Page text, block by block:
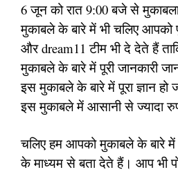
6 जून को रात 9:00 बजे से
मुकाबले के बारे में भी चलिए आपको
और dream11 टीम भी दे देते हैं
मुकाबले के बारे में पूरी जानकारी
इस मुकाबले के बारे में पूरा ज्ञान
इस मुकाबले में आसानी से ज्यादा
चलिए हम आपको मुकाबले के बारे में
के माध्यम से बता देते हैं। आप भी